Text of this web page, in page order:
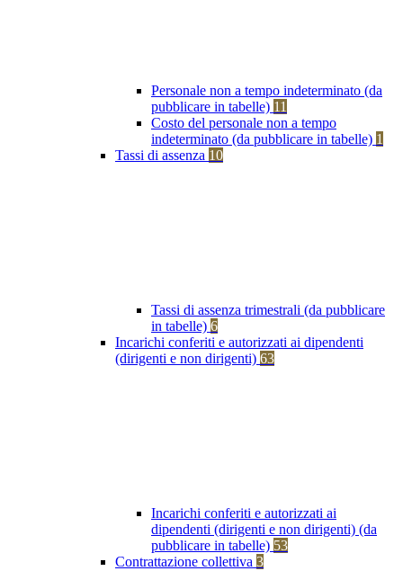
Personale non a tempo indeterminato (da
pubblicare in tabelle) 11
Costo del personale non a tempo
indeterminato (da pubblicare in tabelle) 1
Tassi di assenza 10
Tassi di assenza trimestrali (da pubblicare
in tabelle) 6
Incarichi conferiti e autorizzati ai dipendenti
(dirigenti e non dirigenti) 63
Incarichi conferiti e autorizzati ai
dipendenti (dirigenti e non dirigenti) (da
pubblicare in tabelle) 53
Contrattazione collettiva 3